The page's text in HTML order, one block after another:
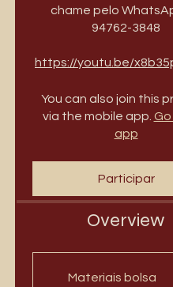
chame pelo
94762-3848
https://youtu.be/
You can also join this
via the mobile app.
app
Participar
Overview
Materiais bolsa